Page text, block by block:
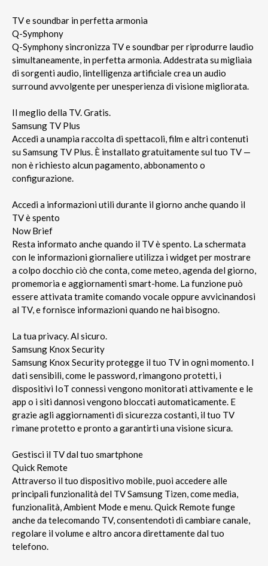
TV e soundbar in perfetta armonia
Q-Symphony
Q-Symphony sincronizza TV e soundbar per riprodurre laudio
simultaneamente, in perfetta armonia. Addestrata su migliaia
di sorgenti audio, lintelligenza artificiale crea un audio
surround avvolgente per unesperienza di visione migliorata.
Il meglio della TV. Gratis.
Samsung TV Plus
Accedi a unampia raccolta di spettacoli, film e altri contenuti
su Samsung TV Plus. È installato gratuitamente sul tuo TV —
non è richiesto alcun pagamento, abbonamento o
configurazione.
Accedi a informazioni utili durante il giorno anche quando il
TV è spento
Now Brief
Resta informato anche quando il TV è spento. La schermata
con le informazioni giornaliere utilizza i widget per mostrare
a colpo docchio ciò che conta, come meteo, agenda del giorno,
promemoria e aggiornamenti smart-home. La funzione può
essere attivata tramite comando vocale oppure avvicinandosi
al TV, e fornisce informazioni quando ne hai bisogno.
La tua privacy. Al sicuro.
Samsung Knox Security
Samsung Knox Security protegge il tuo TV in ogni momento. I
dati sensibili, come le password, rimangono protetti, i
dispositivi IoT connessi vengono monitorati attivamente e le
app o i siti dannosi vengono bloccati automaticamente. E
grazie agli aggiornamenti di sicurezza costanti, il tuo TV
rimane protetto e pronto a garantirti una visione sicura.
Gestisci il TV dal tuo smartphone
Quick Remote
Attraverso il tuo dispositivo mobile, puoi accedere alle
principali funzionalità del TV Samsung Tizen, come media,
funzionalità, Ambient Mode e menu. Quick Remote funge
anche da telecomando TV, consentendoti di cambiare canale,
regolare il volume e altro ancora direttamente dal tuo
telefono.